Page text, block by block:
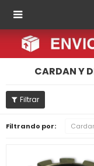

CARDAN Y
Filtrando por: